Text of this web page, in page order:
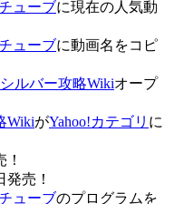
ューブに現在の人気動
ューブに動画名をコピ
ルバー攻略Wikiオープ
WikiがYahoo!カテゴリ に
！
発売！
ューブのプログラムを